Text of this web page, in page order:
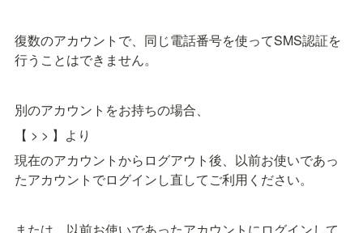
復数のアカウントで、同じ電話番号を使ってSMS認証を
行うことはできません。
別のアカウントをお持ちの場合、
【 > > 】より
現在のアカウントからログアウト後、以前お使いであっ
たアカウントでログインし直してご利用ください。